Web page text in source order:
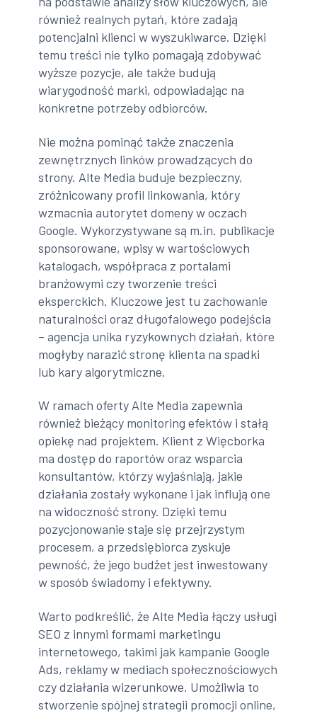
również realnych pytań, które zadają
potencjalni klienci w wyszukiwarce. Dzięki
temu treści nie tylko pomagają zdobywać
wyższe pozycje, ale także budują
wiarygodność marki, odpowiadając na
konkretne potrzeby odbiorców.
Nie można pominąć także znaczenia
zewnętrznych linków prowadzących do
strony. Alte Media buduje bezpieczny,
zróżnicowany profil linkowania, który
wzmacnia autorytet domeny w oczach
Google. Wykorzystywane są m.in. publikacje
sponsorowane, wpisy w wartościowych
katalogach, współpraca z portalami
branżowymi czy tworzenie treści
eksperckich. Kluczowe jest tu zachowanie
naturalności oraz długofalowego podejścia
– agencja unika ryzykownych działań, które
mogłyby narazić stronę klienta na spadki
lub kary algorytmiczne.
W ramach oferty Alte Media zapewnia
również bieżący monitoring efektów i stałą
opiekę nad projektem. Klient z Więcborka
ma dostęp do raportów oraz wsparcia
konsultantów, którzy wyjaśniają, jakie
działania zostały wykonane i jak influją one
na widoczność strony. Dzięki temu
pozycjonowanie staje się przejrzystym
procesem, a przedsiębiorca zyskuje
pewność, że jego budżet jest inwestowany
w sposób świadomy i efektywny.
Warto podkreślić, że Alte Media łączy usługi
SEO z innymi formami marketingu
internetowego, takimi jak kampanie Google
Ads, reklamy w mediach społecznościowych
czy działania wizerunkowe. Umożliwia to
stworzenie spójnej strategii promocji online,